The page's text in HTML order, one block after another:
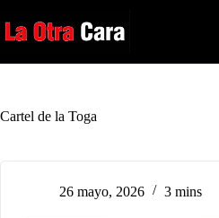
al
contenido
Cartel de la Toga
26 mayo, 2026 3 mins